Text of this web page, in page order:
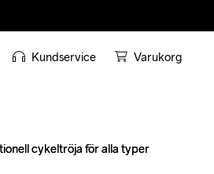
Kundservice Varukorg
cykeltröja för alla typer
cykeltröja för alla typer